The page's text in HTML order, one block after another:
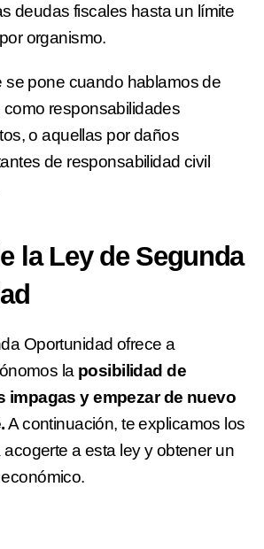
deudas fiscales hasta un límite
organismo.
se pone cuando hablamos de
responsabilidades
o aquellas por daños
de responsabilidad civil
la Ley de Segunda
Oportunidad ofrece a
la posibilidad de
impagas y empezar de nuevo
A continuación, te explicamos los
a esta ley y obtener un